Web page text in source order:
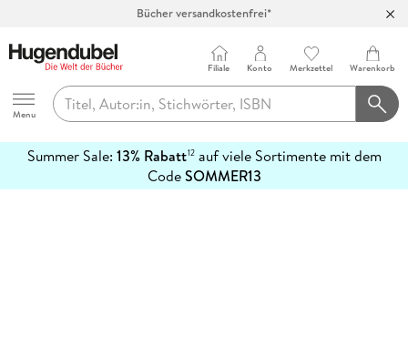
Bücher versandkostenfrei*
Abholung in über 100 Filialen
Hugendubel
Menu
Filiale Konto Merkzettel Warenkorb
Summer Sale: 13% Rabatt12auf viele Sortimente mit dem
CodeSOMMER13
erfahren